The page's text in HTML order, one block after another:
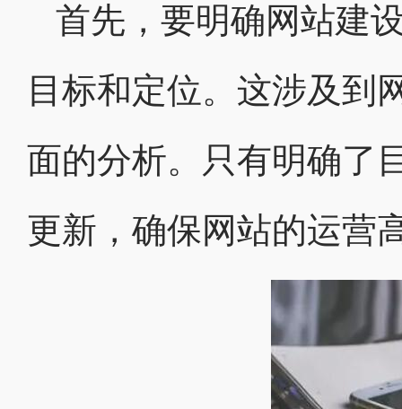
首先，要明确网站建
目标和定位。这涉及到
面的分析。只有明确了
更新，确保网站的运营